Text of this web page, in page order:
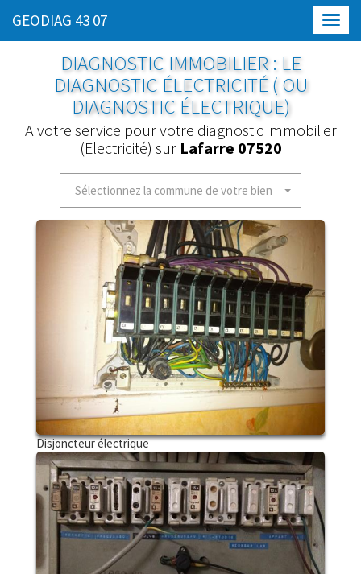
GEODIAG 43 07
DIAGNOSTIC IMMOBILIER : LE
DIAGNOSTIC ÉLECTRICITÉ ( OU
DIAGNOSTIC ÉLECTRIQUE)
A votre service pour votre diagnostic immobilier
(Electricité) sur Lafarre 07520
Sélectionnez la commune de votre bien
Disjoncteur électrique